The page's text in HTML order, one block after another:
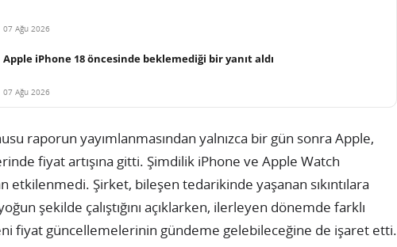
07 Ağu 2026
Apple iPhone 18 öncesinde beklemediği bir yanıt aldı
07 Ağu 2026
raporun yayımlanmasından yalnızca bir gün sonra Apple,
fiyat artışına gitti. Şimdilik iPhone ve Apple Watch
etkilenmedi. Şirket, bileşen tedarikinde yaşanan sıkıntılara
şekilde çalıştığını açıklarken, ilerleyen dönemde farklı
fiyat güncellemelerinin gündeme gelebileceğine de işaret etti.